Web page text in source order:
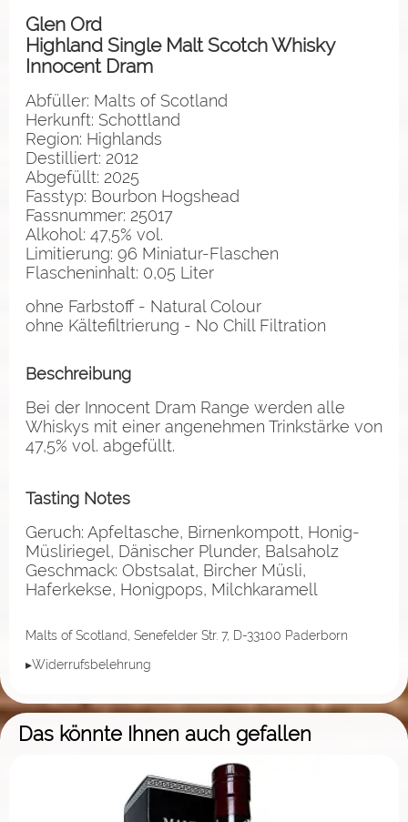
Glen Ord
Highland Single Malt Scotch Whisky
Innocent Dram
Abfüller: Malts of Scotland
Herkunft: Schottland
Region: Highlands
Destilliert: 2012
Abgefüllt: 2025
Fasstyp: Bourbon Hogshead
Fassnummer: 25017
Alkohol: 47,5% vol.
Limitierung: 96 Miniatur-Flaschen
Flascheninhalt: 0,05 Liter
ohne Farbstoff - Natural Colour
ohne Kältefiltrierung - No Chill Filtration
Beschreibung
Bei der Innocent Dram Range werden alle
Whiskys mit einer angenehmen Trinkstärke von
47,5% vol. abgefüllt.
Tasting Notes
Geruch: Apfeltasche, Birnenkompott, Honig-
Müsliriegel, Dänischer Plunder, Balsaholz
Geschmack: Obstsalat, Bircher Müsli,
Haferkekse, Honigpops, Milchkaramell
Malts of Scotland, Senefelder Str. 7, D-33100 Paderborn
▸Widerrufsbelehrung
Das könnte Ihnen auch gefallen